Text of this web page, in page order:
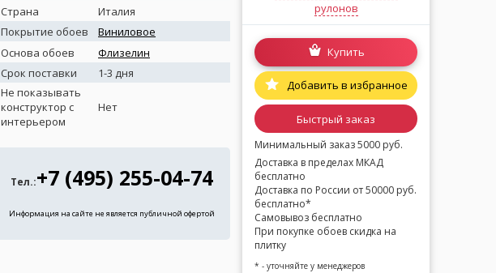
Страна
Италия
Покрытие обоев
Виниловое
Основа обоев
Флизелин
Срок поставки
1-3 дня
Не показывать
конструктор с
интерьером
Нет
Тел.:+7 (495) 255-04-74
Информация на сайте не является публичной офертой
рулонов
Купить
Добавить в избранное
Быстрый заказ
Минимальный заказ 5000 руб.
Доставка в пределах МКАД
бесплатно
Доставка по России от 50000 руб.
бесплатно*
Самовывоз бесплатно
При покупке обоев скидка на
плитку
* - уточняйте у менеджеров